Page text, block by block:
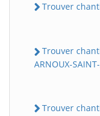
Trouver
Trouver
ARNOUX-
Trouver